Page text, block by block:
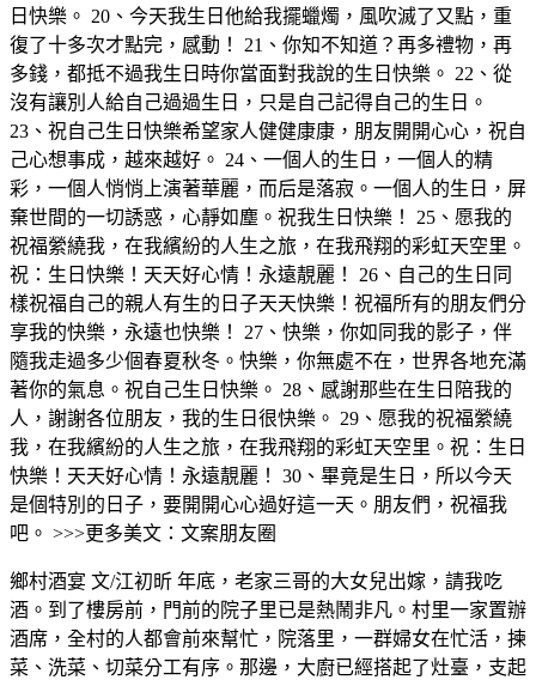
日快樂。 20、今天我生日他給我擺蠟燭，風吹滅了又點，重
復了十多次才點完，感動！ 21、你知不知道？再多禮物，再
多錢，都抵不過我生日時你當面對我說的生日快樂。 22、從
沒有讓別人給自己過過生日，只是自己記得自己的生日。
23、祝自己生日快樂希望家人健健康康，朋友開開心心，祝自
己心想事成，越來越好。 24、一個人的生日，一個人的精
彩，一個人悄悄上演著華麗，而后是落寂。一個人的生日，屏
棄世間的一切誘惑，心靜如塵。祝我生日快樂！ 25、愿我的
祝福縈繞我，在我繽紛的人生之旅，在我飛翔的彩虹天空里。
祝：生日快樂！天天好心情！永遠靚麗！ 26、自己的生日同
樣祝福自己的親人有生的日子天天快樂！祝福所有的朋友們分
享我的快樂，永遠也快樂！ 27、快樂，你如同我的影子，伴
隨我走過多少個春夏秋冬。快樂，你無處不在，世界各地充滿
著你的氣息。祝自己生日快樂。 28、感謝那些在生日陪我的
人，謝謝各位朋友，我的生日很快樂。 29、愿我的祝福縈繞
我，在我繽紛的人生之旅，在我飛翔的彩虹天空里。祝：生日
快樂！天天好心情！永遠靚麗！ 30、畢竟是生日，所以今天
是個特別的日子，要開開心心過好這一天。朋友們，祝福我
吧。 >>>更多美文：文案朋友圈
鄉村酒宴 文/江初昕 年底，老家三哥的大女兒出嫁，請我吃
酒。到了樓房前，門前的院子里已是熱鬧非凡。村里一家置辦
酒席，全村的人都會前來幫忙，院落里，一群婦女在忙活，揀
菜、洗菜、切菜分工有序。那邊，大廚已經搭起了灶臺，支起